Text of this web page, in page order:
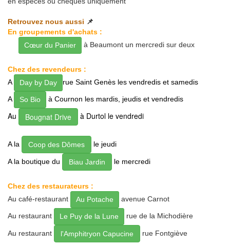
Retrouvez nous aussi 📌
En groupements d'achats :
Cœur du Panier à Beaumont un mercredi sur deux
Chez des revendeurs :
A
Day by Day rue Saint Genès les vendredis et samedis
A So Bio à Cournon les mardis, jeudis et vendredis
Au Bougnat Drive à Durtol le vendredi
A la Coop des Dômes le jeudi
A la boutique du Biau Jardin le mercredi
Chez des restaurateurs :
Au café-restaurant
Au Potache avenue Carnot
Au restaurant Le Puy de la Lune rue de la Michodière
Au restaurant l'Amphitryon Capucine rue Fontgiève